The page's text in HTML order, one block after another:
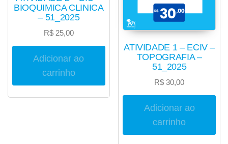
BIOQUIMICA CLINICA
– 51_2025
R$25,00
Adicionar ao
carrinho
ATIVIDADE 1 – ECIV –
TOPOGRAFIA –
51_2025
R$ 30,00
Adicionar ao
carrinho